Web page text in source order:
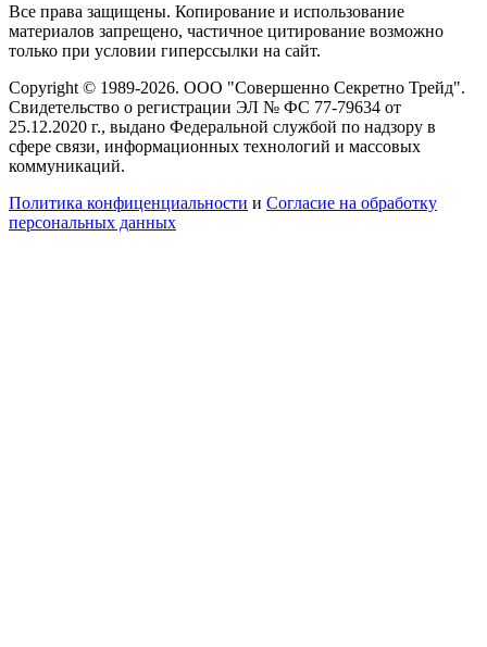
Все права защищены. Копирование и использование
материалов запрещено, частичное цитирование возможно
только при условии гиперссылки на сайт.
Copyright © 1989-2026. ООО "Совершенно Секретно Трейд".
Свидетельство о регистрации ЭЛ № ФС 77-79634 от
25.12.2020 г., выдано Федеральной службой по надзору в
сфере связи, информационных технологий и массовых
коммуникаций.
Политика конфиценциальности и Согласие на обработку
персональных данных